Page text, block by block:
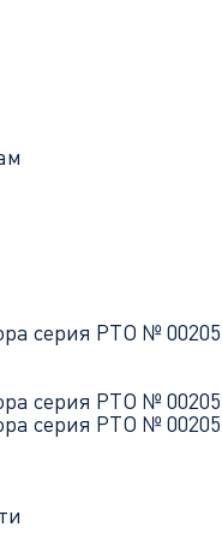
серия РТО №
серия РТО №
серия РТО №